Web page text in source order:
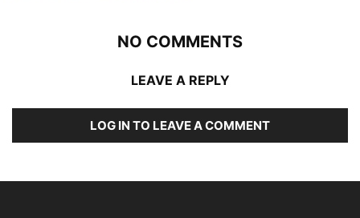
NO COMMENTS
LEAVE A REPLY
LOG IN TO LEAVE A COMMENT